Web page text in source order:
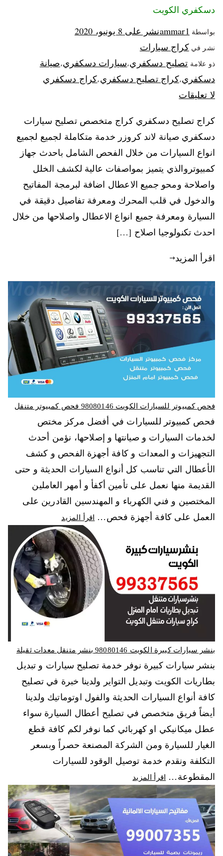
دسكفري الكويت
بواسطة ammar1نشر على 8 يونيو، 2020
نشر في كراج سيارات
ذو علامة تصليح دسكفري،سيارات دسكفري،صيانة
دسكفري،كراج تصليح دسكفري،كراج دسكفري
لا تعليقات
كراج تصليح دسكفري كراج متخصص تصليح سيارات
دسكفري صيانة لاند كروزر خدمة متكاملة لجميع لجميع
انواع السيارات من خلال الفحص الشامل باحدث جهاز
كمبيوتروالذي يتميز بمواصفات عالية لكشف الخلل
واصلاحة ومحو جميع الاعطال اضافة لبرمجة المفاتيح
والدخول في قلب المحرك ومعرفة تفاصيل دقيقة في
السيارة ومعرفة جميع انواع الاعطال واصلاحها من خلال
احدث تكنولوجيا اصلاح […]
اقرأ المزيد
فحص كمبيوتر للسيارات الكويت 98080146‬ فحص كمبيوتر متنقل
فحص كمبيوتر للسيارات في أفضل مركز مختص
لخدمات السيارات و صيانتها و إصلاحها، نؤمن أحدث
التجهيزات و المعدات و كافة أجهزة الفحص و كشف
الأعطال التي تناسب كل أنواع السيارات الحديثة و حتى
القديمة منها نعمل على تأمين أكفأ و أمهر العاملين
المختصين و فني الكهرباء و المهندسين القادرين على
العمل على كافة أجهزة فحص…
اقرأ المزيد
بنشر سيارات كبيرة الكويت 98080146‬ بنشر متنقل معدات ثقيلة
بنشر سيارات كبيرة نوفر خدمة تصليح سيارات و تبديل
بطاريات الكويت وتبديل التواير ولدينا خبرة في تصليح
كافة أنواع السيارات الحديثة والفول اوتوماتيك ولدينا
أيضاً فريق متخصص في تصليح أعطال السيارة سواء
عطل ميكانيكي او كهربائي كما نوفر لكم كافة قطع
الغيار للسيارة ومن الشركة المصنعة حصراً وبسعر
التكلفة ونقدم خدمة توصيل الوقود للسيارات
المقطوعة…
اقرأ المزيد